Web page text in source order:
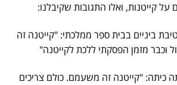
קייטנות, ואלו התגובות שקיבלנו:
ביניים בבית ספר ממלכתי: "קייטנה זה
וכבר מזמן הפסקתי ללכת לקייטנה"
כיתה: "קייטנה זה משעמם. כולם צריכים